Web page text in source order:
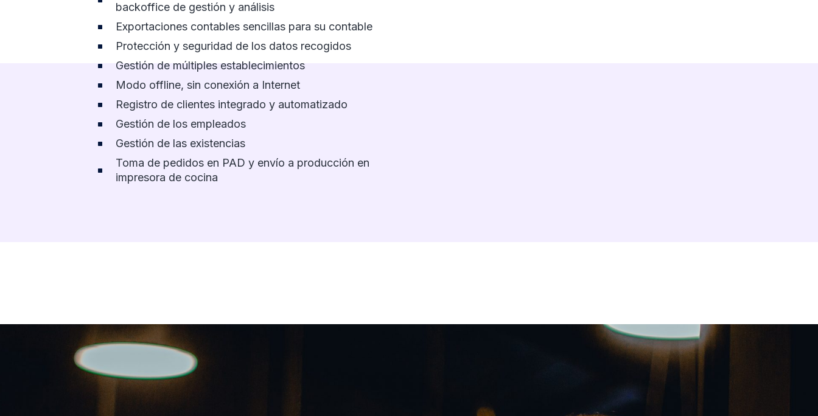
backoffice de gestión y análisis
Exportaciones contables sencillas para su contable
Protección y seguridad de los datos recogidos
Gestión de múltiples establecimientos
Modo offline, sin conexión a Internet
Registro de clientes integrado y automatizado
Gestión de los empleados
Gestión de las existencias
Toma de pedidos en PAD y envío a producción en
impresora de cocina